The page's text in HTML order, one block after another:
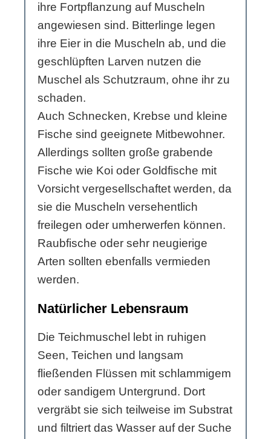
ihre Fortpflanzung auf Muscheln
angewiesen sind. Bitterlinge legen
ihre Eier in die Muscheln ab, und die
geschlüpften Larven nutzen die
Muschel als Schutzraum, ohne ihr zu
schaden.
Auch Schnecken, Krebse und kleine
Fische sind geeignete Mitbewohner.
Allerdings sollten große grabende
Fische wie Koi oder Goldfische mit
Vorsicht vergesellschaftet werden, da
sie die Muscheln versehentlich
freilegen oder umherwerfen können.
Raubfische oder sehr neugierige
Arten sollten ebenfalls vermieden
werden.
Natürlicher Lebensraum
Die Teichmuschel lebt in ruhigen
Seen, Teichen und langsam
fließenden Flüssen mit schlammigem
oder sandigem Untergrund. Dort
vergräbt sie sich teilweise im Substrat
und filtriert das Wasser auf der Suche